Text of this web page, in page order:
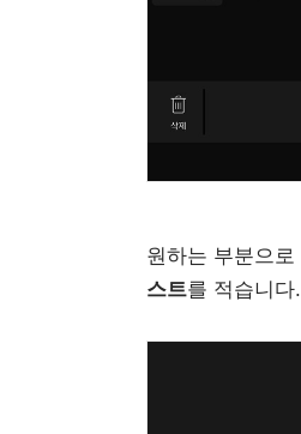
원하는 부분으
스트를 적습니다.